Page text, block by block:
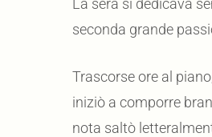
seconda grande
Trascorse ore al
iniziò a comporre
nota saltò